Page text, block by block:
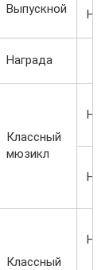
Выпускной
Награда
Классный
мюзикл
Классный